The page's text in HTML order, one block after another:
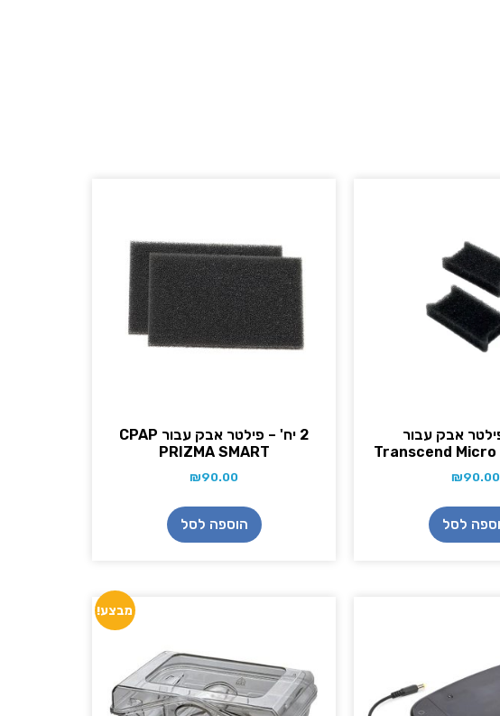
פילטר אבק עבור
Transcend Micro
₪90.00
לסל
2 יח' – פילטר אבק עבור CPAP
PRIZMA SMART
₪90.00
הוספה לסל
מבצע!